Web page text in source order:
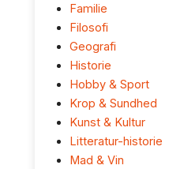
Familie
Filosofi
Geografi
Historie
Hobby & Sport
Krop & Sundhed
Kunst & Kultur
Litteratur-historie
Mad & Vin